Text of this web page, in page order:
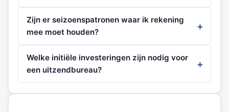
Zijn er seizoenspatronen waar ik rekening
mee moet houden?
Welke initiële investeringen zijn nodig voor
een uitzendbureau?